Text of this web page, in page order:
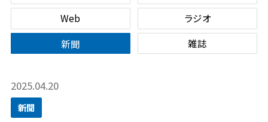
Web
ラジオ
新聞
雑誌
2025.04.20
新聞